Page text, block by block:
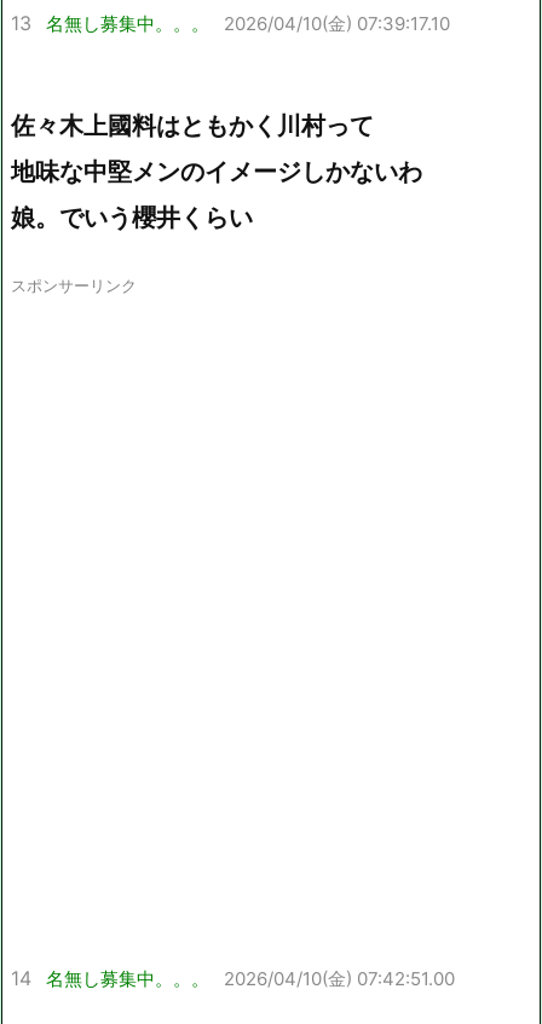
13 名無し募集中。。。 2026/04/10(金) 07:39:17.10
佐々木上國料はともかく川村って
地味な中堅メンのイメージしかないわ
娘。でいう櫻井くらい
スポンサーリンク
14 名無し募集中。。。 2026/04/10(金) 07:42:51.00